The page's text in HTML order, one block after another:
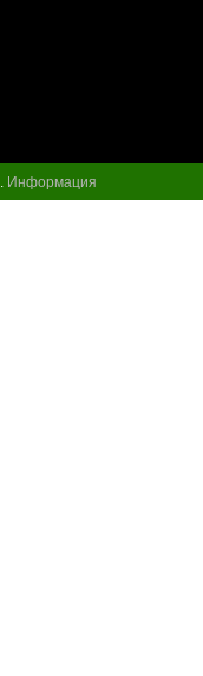
Информация